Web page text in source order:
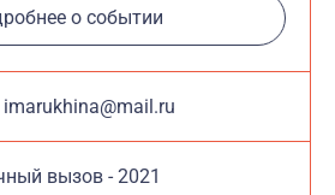
о событии
imarukhina@mail.ru
вызов - 2021